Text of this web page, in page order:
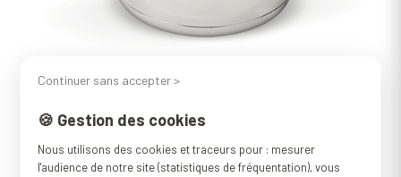
Continuer sans accepter >
🍪 Gestion des cookies
Nous utilisons des cookies et traceurs pour : mesurer
l'audience de notre site (statistiques de fréquentation), vous